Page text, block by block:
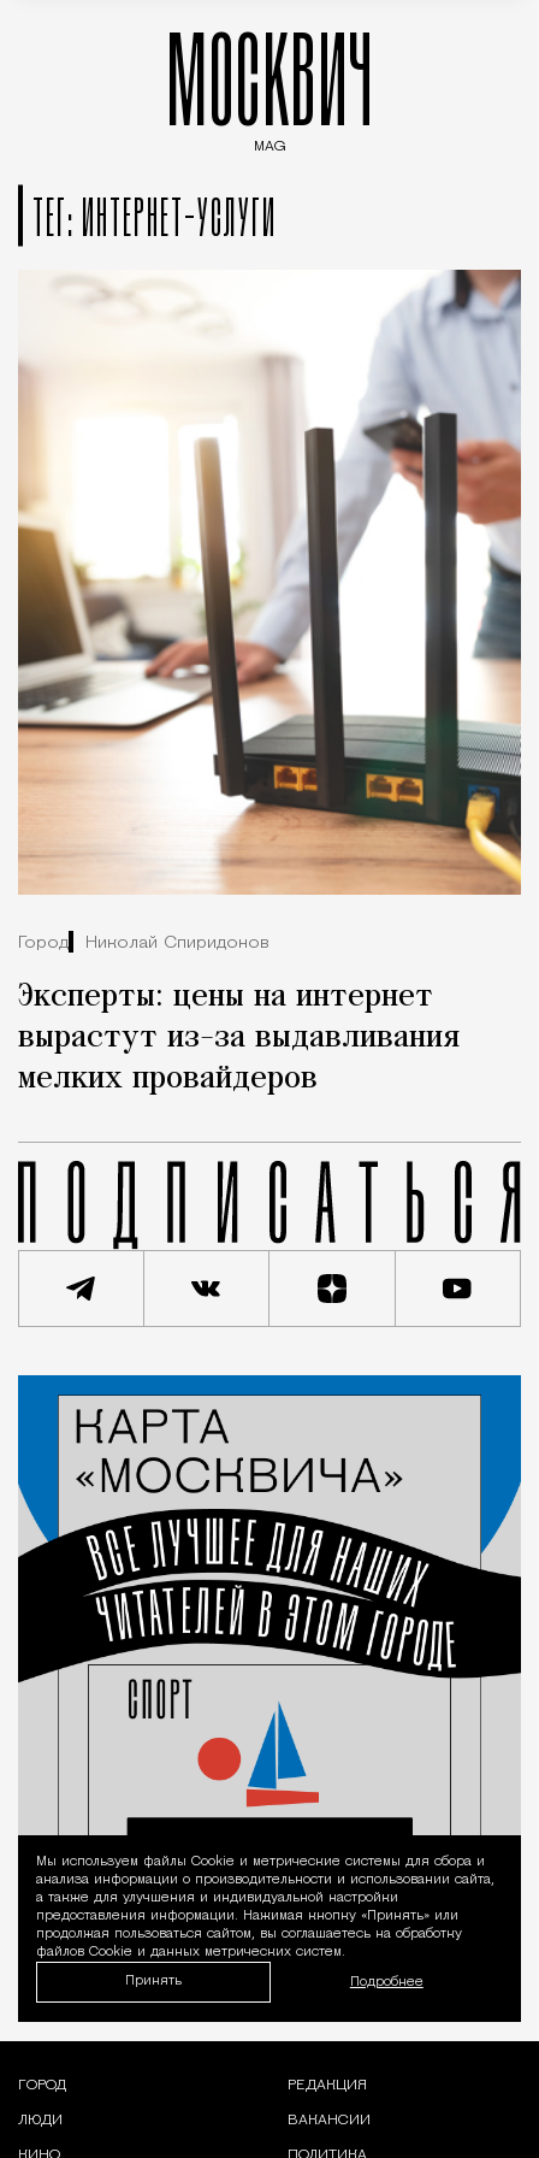
МОСКВИЧ
MAG
ТЕГ: ИНТЕРНЕТ-УСЛУГИ
Город Николай Спиридонов
Эксперты: цены на интернет
вырастут из-за выдавливания
мелких провайдеров
Уведомление
Мы используем файлы Сookie и метрические системы для сбора и
анализа информации о производительности и использовании сайта,
а также для улучшения и индивидуальной настройки
предоставления информации. Нажимая кнопку «Принять» или
продолжая пользоваться сайтом, вы соглашаетесь на обработку
файлов Cookie и данных метрических систем.
Принять Подробнее
ГОРОД
ЛЮДИ
РЕДАКЦИЯ
ВАКАНСИИ